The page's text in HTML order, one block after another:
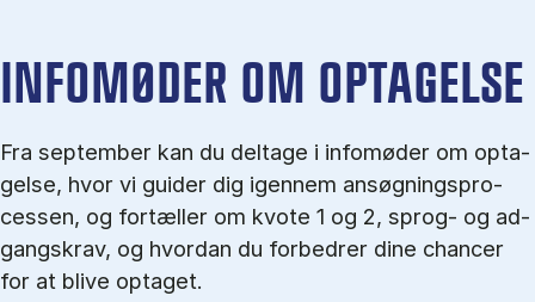
IN­FO­MØ­DER OM OP­TA­GEL­SE
Fra september kan du del­tage i in­fo­mø­der om op­ta­
gel­se, hvor vi gu­i­der dig igen­nem an­søg­nings­pro­
ces­sen, og for­tæl­ler om kvo­te 1 og 2, sprog- og ad­
gangs­krav, og hvordan du forbedrer dine chancer
for at blive optaget.